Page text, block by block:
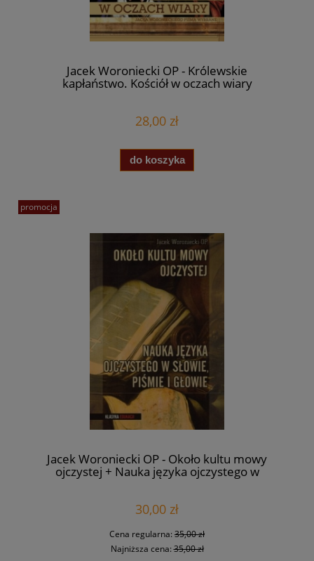
Jacek Woroniecki OP - Królewskie
kapłaństwo. Kościół w oczach wiary
28,00 zł
do koszyka
Jacek Woroniecki OP - Około kultu mowy
ojczystej + Nauka języka ojczystego w
słowie, piśmie i głowie
30,00 zł
Cena regularna: 35,00 zł
Najniższa cena:35,00 zł
promocja